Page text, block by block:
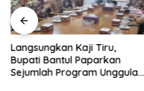
Langsungkan Kaji Tiru,
Bupati Bantul Paparkan
Sejumlah Program Unggulan